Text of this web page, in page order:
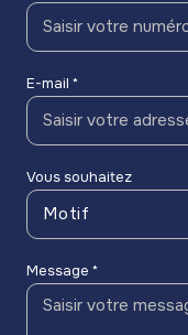
E-mail *
Vous souhaitez
Motif
Message *